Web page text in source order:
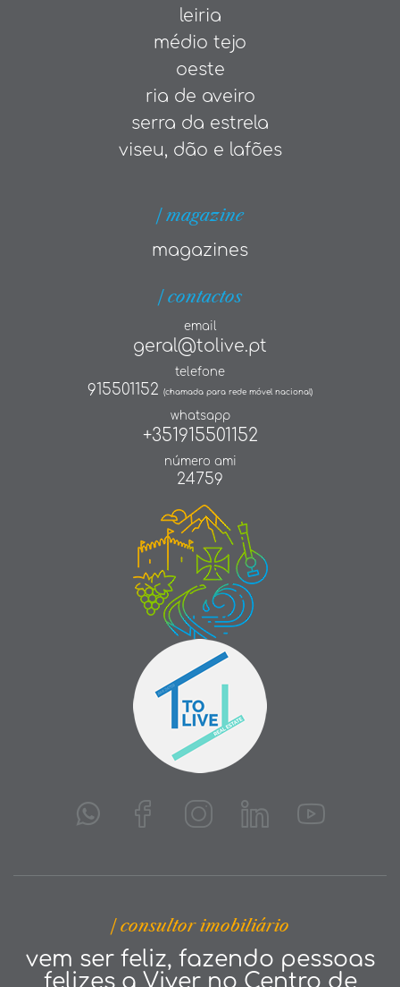
leiria
médio tejo
oeste
ria de aveiro
serra da estrela
viseu, dão e lafões
| magazine
magazines
| contactos
email
geral@tolive.pt
telefone
915501152 (chamada para rede móvel nacional)
whatsapp
+351915501152
número ami
24759
| consultor imobiliário
vem ser feliz, fazendo pessoas